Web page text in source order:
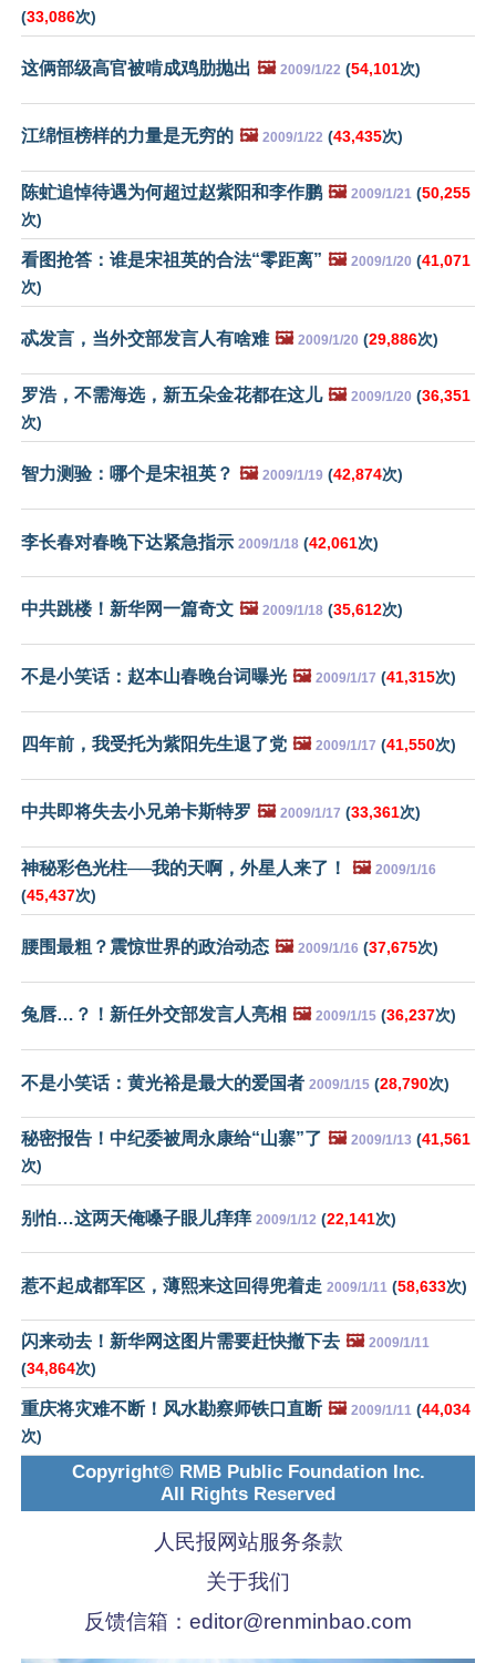
(33,086次)
这俩部级高官被啃成鸡肋抛出 🖼️ 2009/1/22 (54,101次)
江绵恒榜样的力量是无穷的 🖼️ 2009/1/22 (43,435次)
陈虻追悼待遇为何超过赵紫阳和李作鹏 🖼️ 2009/1/21 (50,255
次)
看图抢答：谁是宋祖英的合法“零距离” 🖼️ 2009/1/20 (41,071
次)
忒发言，当外交部发言人有啥难 🖼️ 2009/1/20 (29,886次)
罗浩，不需海选，新五朵金花都在这儿 🖼️ 2009/1/20 (36,351
次)
智力测验：哪个是宋祖英？ 🖼️ 2009/1/19 (42,874次)
李长春对春晚下达紧急指示 2009/1/18 (42,061次)
中共跳楼！新华网一篇奇文 🖼️ 2009/1/18 (35,612次)
不是小笑话：赵本山春晚台词曝光 🖼️ 2009/1/17 (41,315次)
四年前，我受托为紫阳先生退了党 🖼️ 2009/1/17 (41,550次)
中共即将失去小兄弟卡斯特罗 🖼️ 2009/1/17 (33,361次)
神秘彩色光柱──我的天啊，外星人来了！ 🖼️ 2009/1/16
(45,437次)
腰围最粗？震惊世界的政治动态 🖼️ 2009/1/16 (37,675次)
兔唇…？！新任外交部发言人亮相 🖼️ 2009/1/15 (36,237次)
不是小笑话：黄光裕是最大的爱国者 2009/1/15 (28,790次)
秘密报告！中纪委被周永康给“山寨”了 🖼️ 2009/1/13 (41,561
次)
别怕…这两天俺嗓子眼儿痒痒 2009/1/12 (22,141次)
惹不起成都军区，薄熙来这回得兜着走 2009/1/11 (58,633次)
闪来动去！新华网这图片需要赶快撤下去 🖼️ 2009/1/11
(34,864次)
重庆将灾难不断！风水勘察师铁口直断 🖼️ 2009/1/11 (44,034
次)
Copyright© RMB Public Foundation Inc.
All Rights Reserved
人民报网站服务条款
关于我们
反馈信箱： editor@renminbao.com